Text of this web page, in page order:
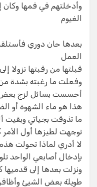
وأدخلتهم في فمها
الغيوم
بعدها حان دوري
العمل
قبلتها من رقبتها نزولا
وفعلت ما رغبته بشدة
أحسست بسائل لزج بعض
هذا هو ماء الشهوة أو
توجهت لطيزها أول الأمر
لا أدري لماذا تحولت
بإدخال أصابعي الواحد
طويلة بعض الشيئ